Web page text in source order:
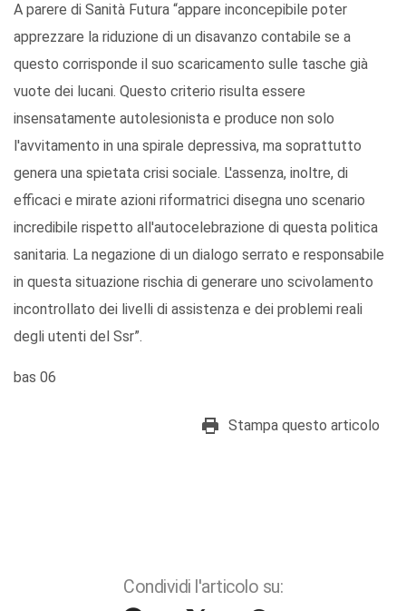
A parere di Sanità Futura “appare inconcepibile poter
apprezzare la riduzione di un disavanzo contabile se a
questo corrisponde il suo scaricamento sulle tasche già
vuote dei lucani. Questo criterio risulta essere
insensatamente autolesionista e produce non solo
l'avvitamento in una spirale depressiva, ma soprattutto
genera una spietata crisi sociale. L'assenza, inoltre, di
efficaci e mirate azioni riformatrici disegna uno scenario
incredibile rispetto all'autocelebrazione di questa politica
sanitaria. La negazione di un dialogo serrato e responsabile
in questa situazione rischia di generare uno scivolamento
incontrollato dei livelli di assistenza e dei problemi reali
degli utenti del Ssr”.
bas 06
Stampa questo articolo
Condividi l'articolo su: